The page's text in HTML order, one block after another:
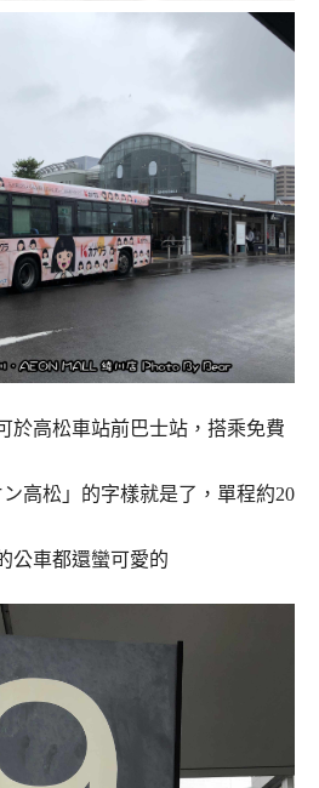
於高松車站前巴士站，搭乘免費
高松」的字樣就是了，單程約20
公車都還蠻可愛的